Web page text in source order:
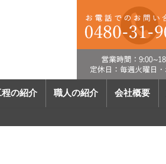
の紹介 職人の紹介 会社概要